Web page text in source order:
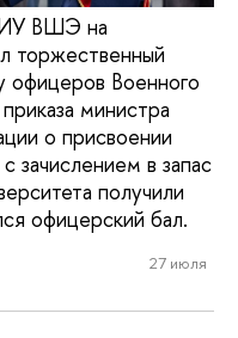
ВШЭ на
торжественный
офицеров Военного
министра
о присвоении
зачислением в запас
получили
офицерский бал.
27 июля